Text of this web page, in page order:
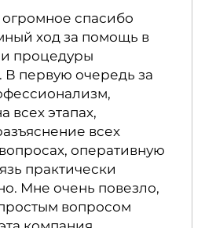
огромное спасибо
ход за помощь в
процедуры
В первую очередь за
всех этапах,
всех
оперативную
практически
Мне очень повезло,
вопросом